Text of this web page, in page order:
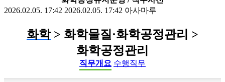
2026.02.05. 17:42 2026.02.05. 17:42 아사마루
화학> 화학물질·화학공정관리 >
화학공정관리
직무개요 수행직무